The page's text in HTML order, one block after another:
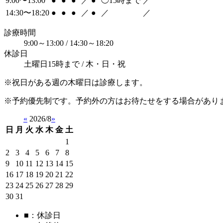
14:30〜18:20 ● ● ● ／ ● ／ ／
診療時間
9:00～13:00 / 14:30～18:20
休診日
土曜日15時まで / 木・日・祝
※祝日がある週の木曜日は診療します。
※予約優先制です。予約外の方はお待たせをする場合があり
« 2026/8»
日
月 火 水 木 金 土
1
2
3 4 5 6 7
8
9
10 11 12 13 14 15
16 17 18 19 20 21 22
23 24 25 26 27 28 29
30 31
■ ：休診日